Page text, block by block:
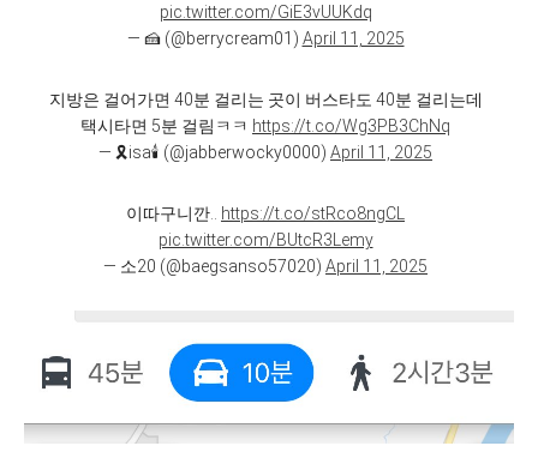
pic.twitter.com/GiE3vUUKdq
— 🍰 (@berrycream01) April 11, 2025
지방은 걸어가면 40분 걸리는 곳이 버스타도 40분 걸리는데
택시타면 5분 걸림ㅋㅋ https://t.co/Wg3PB3ChNq
— 🎗isa🕯 (@jabberwocky0000) April 11, 2025
이따구니깐..
https://t.co/stRco8ngCL
pic.twitter.com/BUtcR3Lemy
— 소20 (@baegsanso57020) April 11, 2025